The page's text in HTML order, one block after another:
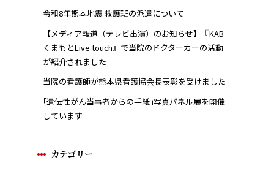
令和8年熊本地震 救護班の派遣について
【メディア報道（テレビ出演）のお知らせ】『KAB
くまもとLive touch』で当院のドクターカーの活動
が紹介されました
当院の看護師が熊本県看護協会長表彰を受けました
｢遺伝性がん当事者からの手紙｣写真パネル展を開催
しています
カテゴリー